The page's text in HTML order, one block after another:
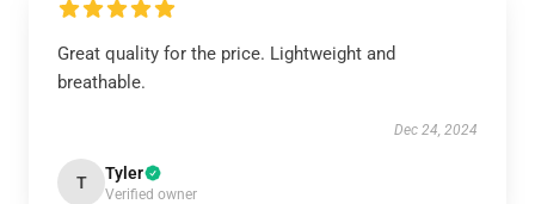
Great quality for the price. Lightweight and
breathable.
Dec 24, 2024
T Tyler
Verified owner